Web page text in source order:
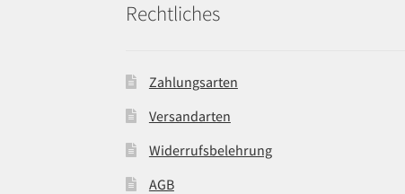
Rechtliches
Zahlungsarten
Versandarten
Widerrufsbelehrung
AGB